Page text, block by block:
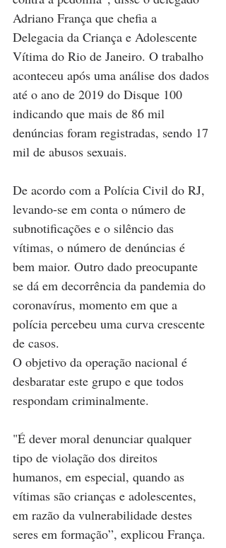
Adriano França que chefia a
Delegacia da Criança e Adolescente
Vítima do Rio de Janeiro. O trabalho
aconteceu após uma análise dos dados
até o ano de 2019 do Disque 100
indicando que mais de 86 mil
denúncias foram registradas, sendo 17
mil de abusos sexuais.
De acordo com a Polícia Civil do RJ,
levando-se em conta o número de
subnotificações e o silêncio das
vítimas, o número de denúncias é
bem maior. Outro dado preocupante
se dá em decorrência da pandemia do
coronavírus, momento em que a
polícia percebeu uma curva crescente
de casos.
O objetivo da operação nacional é
desbaratar este grupo e que todos
respondam criminalmente.
"É dever moral denunciar qualquer
tipo de violação dos direitos
humanos, em especial, quando as
vítimas são crianças e adolescentes,
em razão da vulnerabilidade destes
seres em formação”, explicou França.